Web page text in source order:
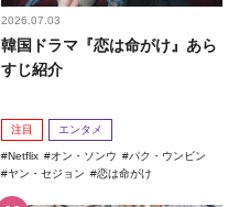
2026.07.03
韓国ドラマ『恋は命がけ』あら
すじ紹介
注目 エンタメ
Netflix オン・ソンウ
パク・ウンビン
ヤン・セジョン
恋は命がけ